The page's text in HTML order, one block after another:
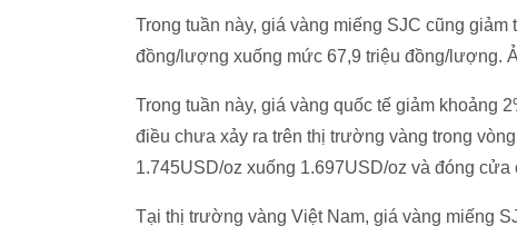
Trong tuần này, giá vàng miếng SJC cũng
đồng/lượng xuống mức 67,9 triệu đồng/lượng.
Trong tuần này, giá vàng quốc tế giảm khoảng
điều chưa xảy ra trên thị trường vàng trong
1.745USD/oz xuống 1.697USD/oz và đóng
Tại thị trường vàng Việt Nam, giá vàng miếng